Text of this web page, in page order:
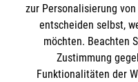
Impressum
Datenschutz
Barrierefreiheit
Die Malteser
zur Personalisierung
entscheiden selbst,
möchten. Beachten
Zustimmung
Funktionalitäten der